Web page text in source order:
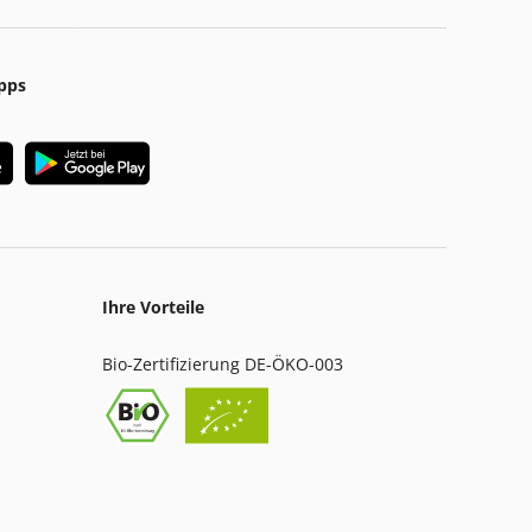
Ihre Vorteile
Bio-Zertifizierung DE-ÖKO-003